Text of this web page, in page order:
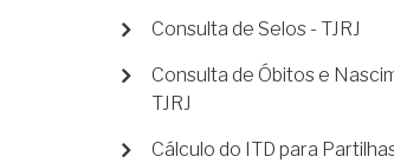
Consulta de Selos - TJRJ
Consulta de Óbitos e
TJRJ
Cálculo do ITD para